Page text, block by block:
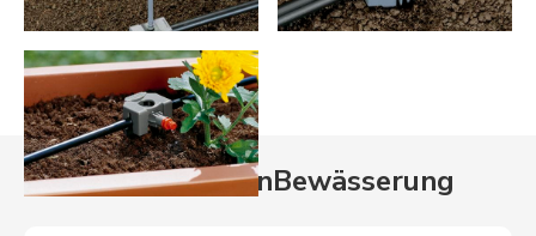
Aktuelle AktionenBewässerung